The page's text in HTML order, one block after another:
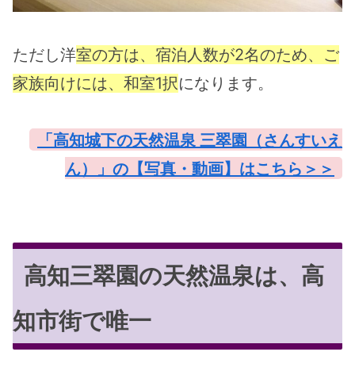
ただし洋室の方は、宿泊人数が2名のため、ご
家族向けには、和室1択になります。
「高知城下の天然温泉 三翠園（さんすいえ
ん）」の【写真・動画】はこちら＞＞
高知三翠園の天然温泉は、高
知市街で唯一